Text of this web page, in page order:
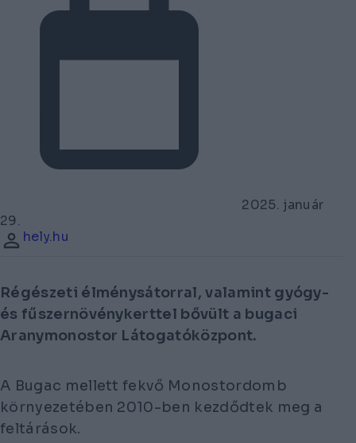
2025. január
29.
hely.hu
Régészeti élménysátorral, valamint gyógy-
és fűszernövénykerttel bővült a bugaci
Aranymonostor Látogatóközpont.
A Bugac mellett fekvő Monostordomb
környezetében 2010-ben kezdődtek meg a
feltárások.